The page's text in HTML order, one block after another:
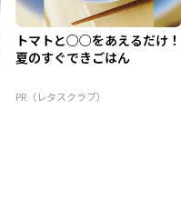
トマトと○○をあえるだけ！
夏のすぐできごはん
PR（レタスクラブ）